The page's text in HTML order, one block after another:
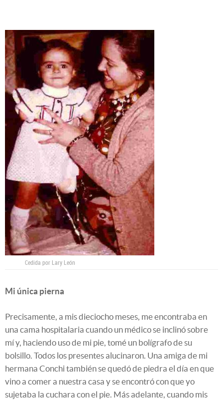
Cedida por Lary León
Mi única pierna
Precisamente, a mis dieciocho meses, me encontraba en
una cama hospitalaria cuando un médico se inclinó sobre
mí y, haciendo uso de mi pie, tomé un bolígrafo de su
bolsillo. Todos los presentes alucinaron. Una amiga de mi
hermana Conchi también se quedó de piedra el día en que
vino a comer a nuestra casa y se encontró con que yo
sujetaba la cuchara con el pie. Más adelante, cuando mis